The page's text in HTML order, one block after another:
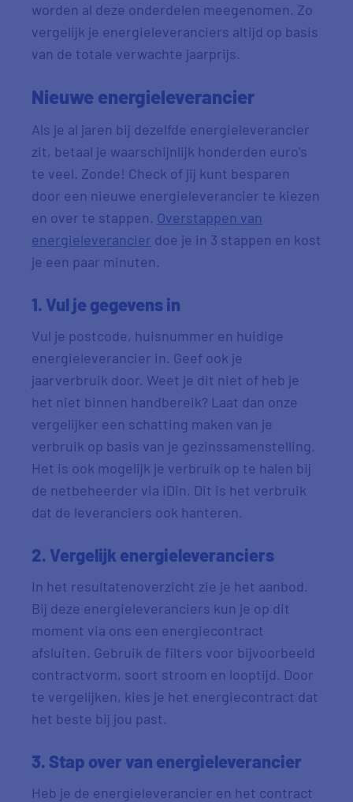
worden al deze onderdelen meegenomen. Zo
vergelijk je energieleveranciers altijd op basis
van de totale verwachte jaarprijs.
Nieuwe energieleverancier
Als je al jaren bij dezelfde energieleverancier
zit, betaal je waarschijnlijk honderden euro's
te veel. Zonde! Check of jij kunt besparen
door een nieuwe energieleverancier te kiezen
en over te stappen. Overstappen van
energieleverancier doe je in 3 stappen en kost
je een paar minuten.
1. Vul je gegevens in
Vul je postcode, huisnummer en huidige
energieleverancier in. Geef ook je
jaarverbruik door. Weet je dit niet of heb je
het niet binnen handbereik? Laat dan onze
vergelijker een schatting maken van je
verbruik op basis van je gezinssamenstelling.
Het is ook mogelijk je verbruik op te halen bij
de netbeheerder via iDin. Dit is het verbruik
dat de leveranciers ook hanteren.
2. Vergelijk energieleveranciers
In het resultatenoverzicht zie je het aanbod.
Bij deze energieleveranciers kun je op dit
moment via ons een energiecontract
afsluiten. Gebruik de filters voor bijvoorbeeld
contractvorm, soort stroom en looptijd. Door
te vergelijken, kies je het energiecontract dat
het beste bij jou past.
3. Stap over van energieleverancier
Heb je de energieleverancier en het contract